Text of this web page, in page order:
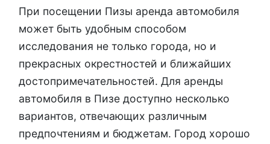
При посещении Пизы аренда автомобиля
может быть удобным способом
исследования не только города, но и
прекрасных окрестностей и ближайших
достопримечательностей. Для аренды
автомобиля в Пизе доступно несколько
вариантов, отвечающих различным
предпочтениям и бюджетам. Город хорошо